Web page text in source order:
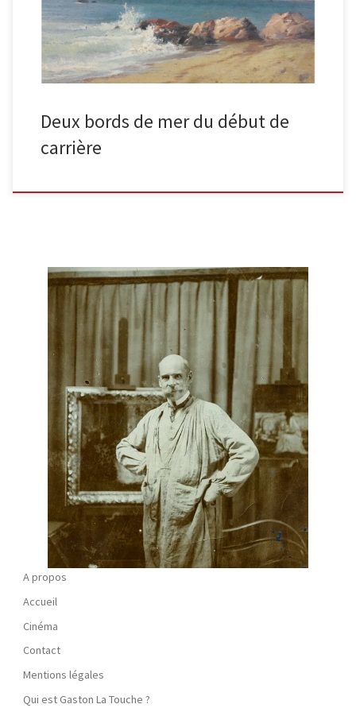
Deux bords de mer du début de
carrière
A propos
Accueil
Cinéma
Contact
Mentions légales
Qui est Gaston La Touche ?